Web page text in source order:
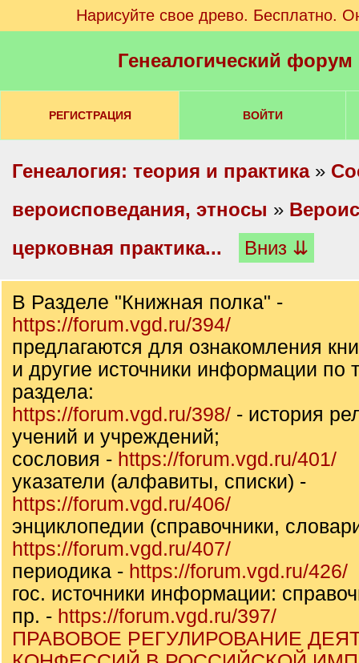
Нарисуйте свое древо. Бесплатно.
Генеалогический
РЕГИСТРАЦИЯ ВОЙТИ
Генеалогия: теория и практика»
вероисповедания, этносы »
церковная практика...
Вниз ⇊
В Разделе "Книжная полка" -
https://forum.vgd.ru/394/
предлагаются для ознакомления
и другие источники информации по
раздела:
https://forum.vgd.ru/398/ - история
учений и учреждений;
сословия - https://forum.vgd.ru/401/
указатели (алфавиты, списки) -
https://forum.vgd.ru/406/
энциклопедии (справочники,
https://forum.vgd.ru/407/
периодика - https://forum.vgd.ru/426/
гос. источники информации:
пр. - https://forum.vgd.ru/397/
ПРАВОВОЕ РЕГУЛИРОВАНИЕ